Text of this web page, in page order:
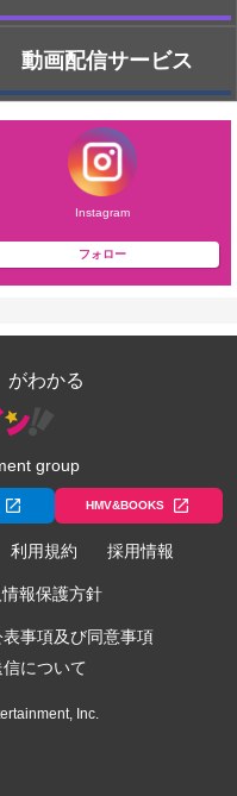
動画配信サービス
Instagram
フォロー
がわかる
group
HMV&BOOKS
利用規約 採用情報
報保護方針
事項及び同意事項
について
Inc.